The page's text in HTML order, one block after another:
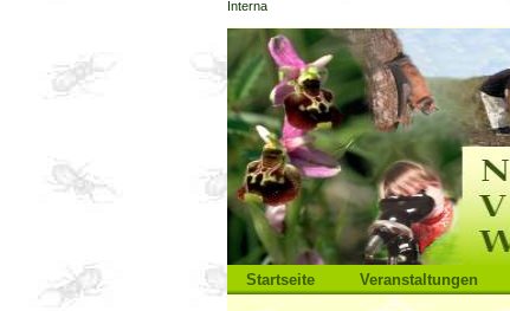
Direkt
zum
Inhalt
|
Direkt
zur
Navigation
Sektionen
Startseite Veranstaltungen
Interna